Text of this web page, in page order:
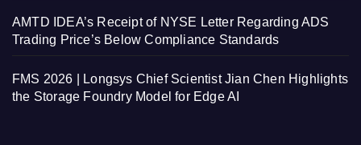
AMTD IDEA’s Receipt of NYSE Letter Regarding ADS
Trading Price’s Below Compliance Standards
FMS 2026 | Longsys Chief Scientist Jian Chen Highlights
the Storage Foundry Model for Edge AI